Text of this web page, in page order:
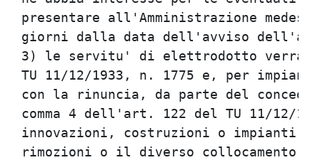
presentare all'Amministrazione
giorni dalla data dell'avviso
3) le servitu' di elettrodotto
TU 11/12/1933, n. 1775 e, per
con la rinuncia, da parte del
comma 4 dell'art. 122 del TU 11/12/
innovazioni, costruzioni o impianti
rimozioni o il diverso collocamento